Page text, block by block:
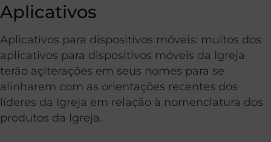
Aplicativos
Aplicativos para dispositivos móveis: muitos dos
aplicativos para dispositivos móveis da Igreja
terão açlterações em seus nomes para se
alinharem com as orientações recentes dos
líderes da Igreja em relação à nomenclatura dos
produtos da Igreja.